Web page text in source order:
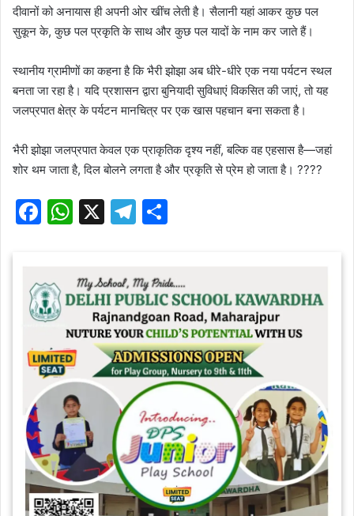
दीवानों को अनायास ही अपनी ओर खींच लेती है। सैलानी यहां आकर कुछ पल
सुकून के, कुछ पल प्रकृति के साथ और कुछ पल यादों के नाम कर जाते हैं।
स्थानीय ग्रामीणों का कहना है कि भैरी झोझा अब धीरे-धीरे एक नया पर्यटन स्थल
बनता जा रहा है। यदि प्रशासन द्वारा बुनियादी सुविधाएं विकसित की जाएं, तो यह
जलप्रपात क्षेत्र के पर्यटन मानचित्र पर एक खास पहचान बना सकता है।
भैरी झोझा जलप्रपात केवल एक प्राकृतिक दृश्य नहीं, बल्कि वह एहसास है—जहां
शोर थम जाता है, दिल बोलने लगता है और प्रकृति से प्रेम हो जाता है। ????
F
e
b
o
k
W
s
A
p
p
X
T
gr
a
m
e